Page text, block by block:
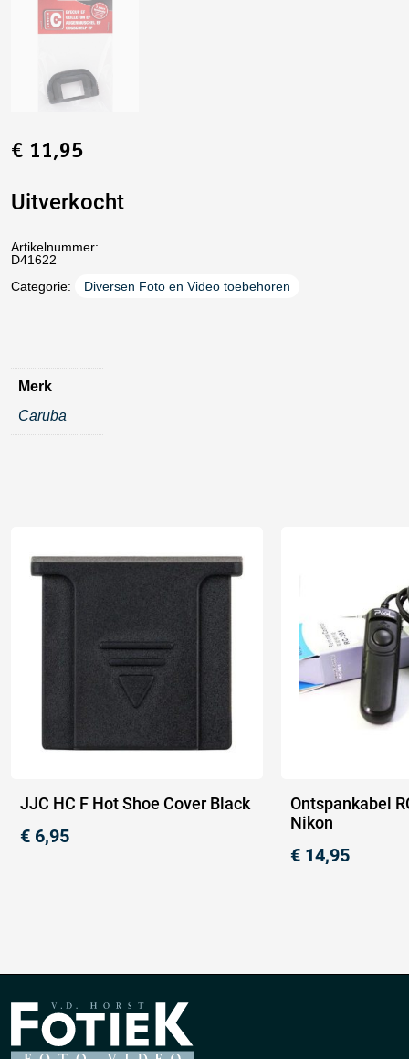
€ 11,95
Uitverkocht
Artikelnummer:
D41622
Categorie:
Diversen Foto en Video toebehoren
Merk
Caruba
JJC HC F Hot Shoe Cover Black
€ 6,95
Ontspankabel
Nikon
€ 14,95